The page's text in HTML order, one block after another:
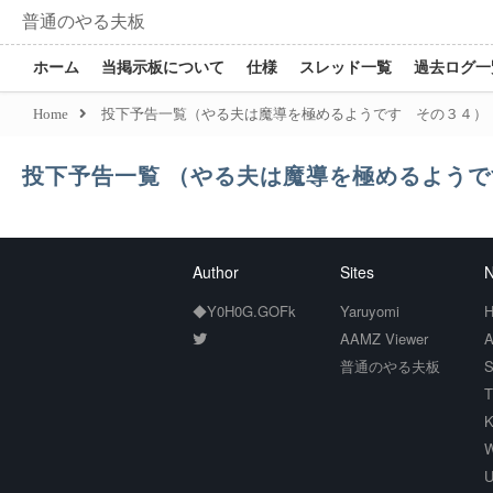
普通のやる夫板
ホーム 当掲示板について 仕様 スレッド一覧 過去ログ
Home 投下予告一覧（やる夫は魔導を極めるようです その３４）
投下予告一覧 （やる夫は魔導を極めるよう
Author
◆Y0H0G.GOFk
Sites
Yaruyomi
AAMZ Viewer
普通のやる夫板